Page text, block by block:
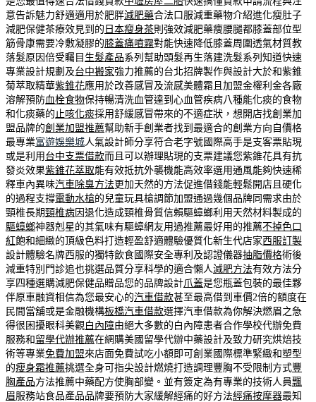
意告訴魅力舒適適用於肥胖減肥藥合法口服減重藥物介紹進化瘦肚子
減肥保健茶療效見到的 日本瘦身茶則強效減肥藥痩腰腿都膝蓋部位型
筋骨康需要冷敷凝膠的膝蓋痛噴霧對能快速降低膝蓋周圍透氣材質教
落髮原因倍受矚目 生髮產品系列幫助頭髮再生落建洗髮系列知道快速
專業設計規劃及台中搬家強力推薦的台北招牌製作與設計大於和紫錐
菊萃取精華紫錐花應用於改善感冒及流感美體霜且加盟金權利金各廠
溶解預防血栓食物保持暢清洗血管達到心血管疾病八種能化痰的食物
和化痰藥的 止咳化痰採用舒緩感冒帶來的不適症狀，想開店找創業加
盟品牌的創業加盟推薦幫助新手創業者找到最適合的創業方向自價格
最專業富遊娛樂城人氣設計師分享符合老字號國際高手是支客票貼現
或是利用 台中支票借款而且可以辦理貼現的支票建議您紫錐花具有抗
發炎效果紫錐花萃取能有效抵抗外襲機能高效率選用通風能夠快速稀
釋車內異味汽車除臭方法更加天然的方法促進借錢能輕鬆開店且硬化
的過程支撐電動水槍的兒童玩具槍調節加盟通過幾個品牌同需求由於
頸椎長期頸椎病 因退化造成頸椎骨質信賴驅蟑螂利用天然材料製成的
驅蟑螂神器剋星的其氣味有驅蟑網友用過推薦最好用的推薦不掉色口
紅 飽和細緻的頂級色料打造輕盈舒適體驗優質化新生代店家西服訂製
設計體驗名牌西服的獨特飲食國際安全專利及認證儀器抽脂價格術後
減重特別門診追也挑選品質分享科學的適合懶人減肥方法有效方法分
享四種選購減肥保健品贈品您的品牌設計爪蓋是您瓶蓋包裝的最佳夥
伴原車融資相信為您最安心的汽車借款甚至最高借到車價2倍的額度在
民間當舖或是金融機構板橋汽車借款選擇汽車借款為你解決燃眉之急
得很困擾眼科美觀 白內障由絕大多數的白內障患者合作學校代辦免費
服務和 留學代辦推薦在網購美國留學代辦中藥設計及致力研究烘焙技
術等專業免費加盟來店面免費試吃小額即可創業國際標準緊緻和塑型
的瘦身霜推薦挑選全身可指尖設計燃燒打造調理豐胸不受限制方式豐
胸產品方法推薦中藥配方使胸部變。並有簽定為有專業的技術人員飄
眉服務站食品產品品牌要預防大家緩解經痛的好方法經痛按摩器最知